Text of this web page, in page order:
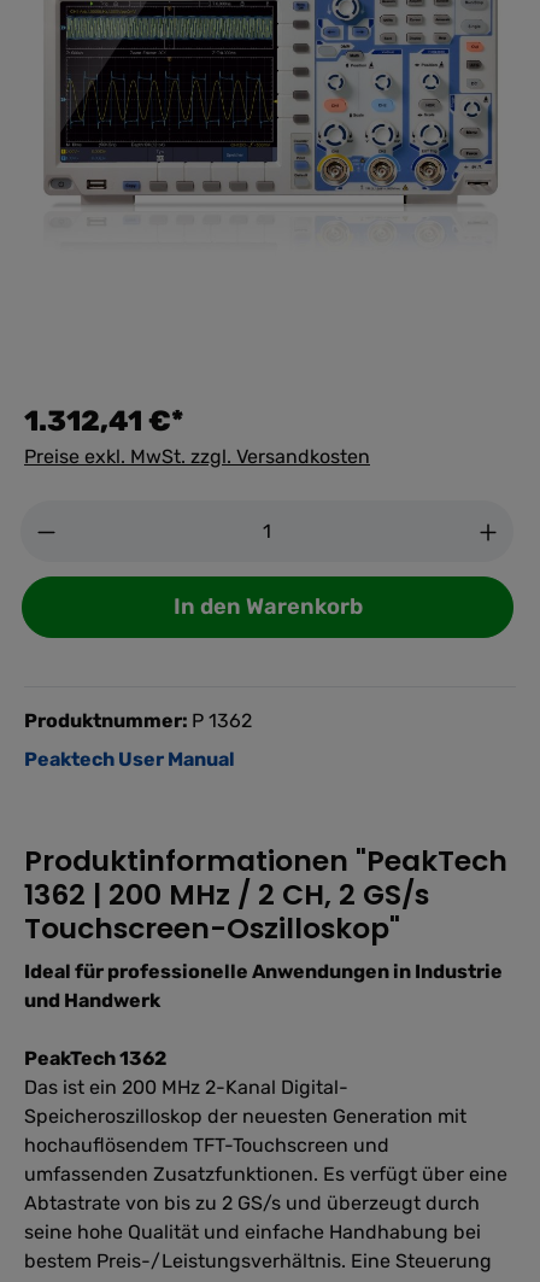
1.312,41 €*
Preise exkl. MwSt. zzgl. Versandkosten
In den Warenkorb
Produktnummer: P 1362
Peaktech User Manual
Produktinformationen "PeakTech
1362 | 200 MHz / 2 CH, 2 GS/s
Touchscreen-Oszilloskop"
Ideal für professionelle Anwendungen in Industrie
und Handwerk
PeakTech 1362
Das ist ein 200 MHz 2-Kanal Digital-
Speicheroszilloskop der neuesten Generation mit
hochauflösendem TFT-Touchscreen und
umfassenden Zusatzfunktionen. Es verfügt über eine
Abtastrate von bis zu 2 GS/s und überzeugt durch
seine hohe Qualität und einfache Handhabung bei
bestem Preis-/Leistungsverhältnis. Eine Steuerung